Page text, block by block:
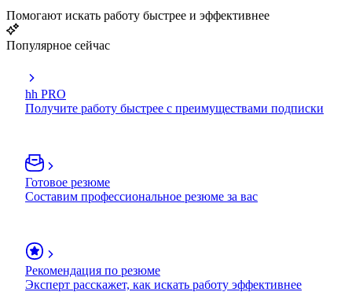
Помогают искать работу быстрее и эффективнее
Популярное сейчас
hh PRO
Получите работу быстрее с преимуществами подписки
Готовое резюме
Составим профессиональное резюме за вас
Рекомендация по резюме
Эксперт расскажет, как искать работу эффективнее